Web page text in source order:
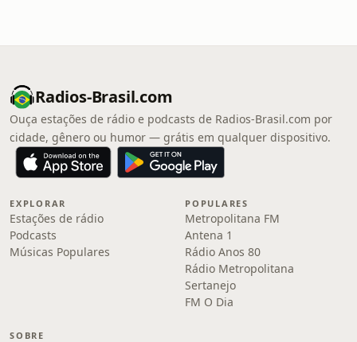
Radios-Brasil.com
Ouça estações de rádio e podcasts de Radios-Brasil.com por
cidade, gênero ou humor — grátis em qualquer dispositivo.
EXPLORAR
Estações de rádio
Podcasts
Músicas Populares
POPULARES
Metropolitana FM
Antena 1
Rádio Anos 80
Rádio Metropolitana
Sertanejo
FM O Dia
SOBRE